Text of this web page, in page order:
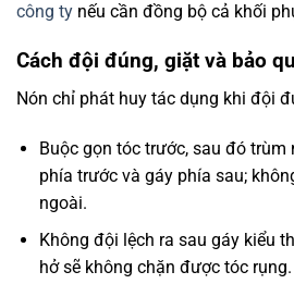
công ty nếu cần đồng bộ cả khối
Cách đội đúng, giặt và bảo
Nón chỉ phát huy tác dụng khi đội
Buộc gọn tóc trước, sau đó trùm
phía trước và gáy phía sau;
ngoài.
Không đội lệch ra sau gáy kiểu
hở sẽ không chặn được tóc rụng.